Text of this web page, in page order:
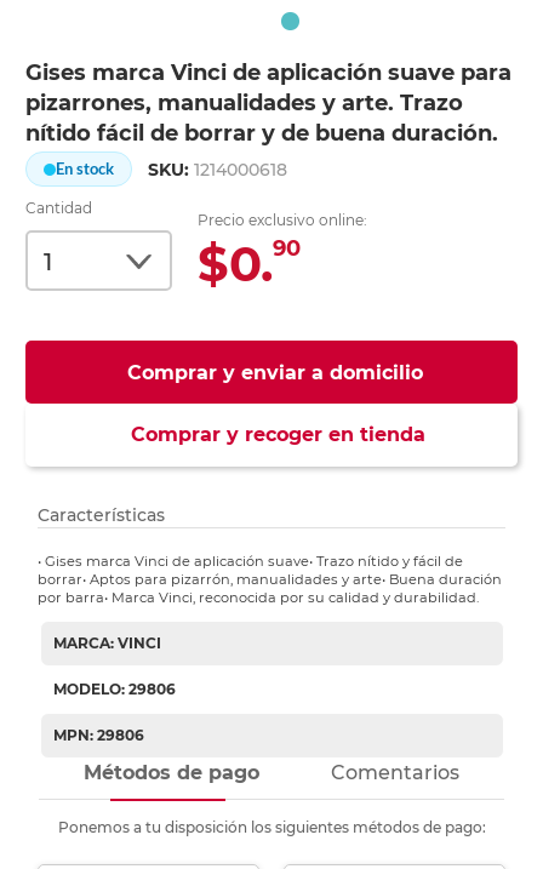
Gises marca Vinci de aplicación suave para
pizarrones, manualidades y arte. Trazo
nítido fácil de borrar y de buena duración.
En stock SKU:1214000618
Cantidad
Precio exclusivo online:
$0.90
Comprar y enviar a domicilio
Comprar y recoger en tienda
Características
• Gises marca Vinci de aplicación suave• Trazo nítido y fácil de
borrar• Aptos para pizarrón, manualidades y arte• Buena duración
por barra• Marca Vinci, reconocida por su calidad y durabilidad.
MARCA: VINCI
MODELO: 29806
MPN: 29806
Métodos de pago Comentarios
Ponemos a tu disposición los siguientes métodos de pago: